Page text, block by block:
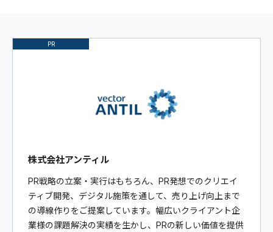
PR
株式会社アンティル
PR戦略の立案・実行はもちろん、PR発想でのクリエイ
ティブ開発、デジタル施策を通して、売り上げ向上まで
の導線作りをご提案しています。幅広いクライアント企
業様の課題解決の実績を生かし、PRの新しい価値を提供